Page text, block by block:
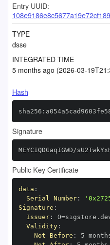
Entry UUID:
TYPE
dsse
INTEGRATED TIME
5 months ago (2026-03-
Hash
Signature
MEYCIQDGaqIGWD/
Public Key Certificate
data :
Serial Number:
Signature :
Issuer:
Validity:
Not Before : 5